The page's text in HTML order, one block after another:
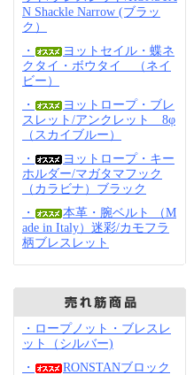
N Shackle Narrow (ブラッ
ク）
・
ヨットセイル・蝶ネ
クタイ・ボウタイ （ネイ
ビー）
・
ヨットロープ・ブレ
スレット/アンクレット 8φ
（スカイブルー）
・
ヨットロープ・キー
ホルダー/マガタマフック
（カラビナ）ブラック
・
本革・腕ベルト （M
ade in Italy）迷彩/カモフラ
柄ブレスレット
・ロープノット・ブレスレ
ット（シルバー)
・
RONSTANブロック